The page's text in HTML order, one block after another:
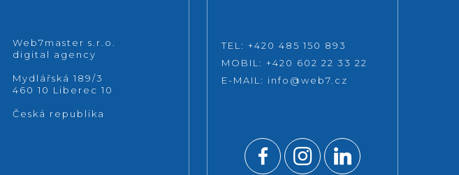
Web7master s.r.o.
digital agency
Mydlářská 189/3
460 10 Liberec 10
Česká republika
TEL: +420 485 150 893
MOBIL: +420 602 22 33 22
E-MAIL: info@web7.cz